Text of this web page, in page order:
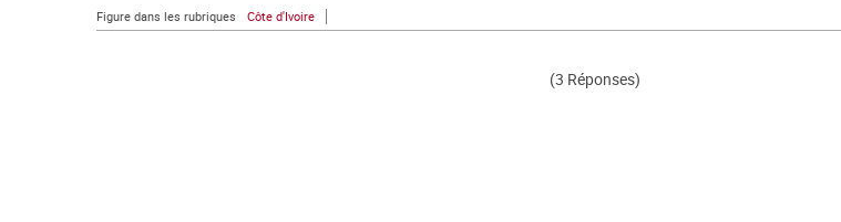
Figure dans les rubriques Côte d'Ivoire
(3 Réponses)